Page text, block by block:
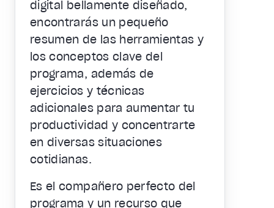
digital bellamente diseñado,
encontrarás un pequeño
resumen de las herramientas y
los conceptos clave del
programa, además de
ejercicios y técnicas
adicionales para aumentar tu
productividad y concentrarte
en diversas situaciones
cotidianas.
Es el compañero perfecto del
programa y un recurso que